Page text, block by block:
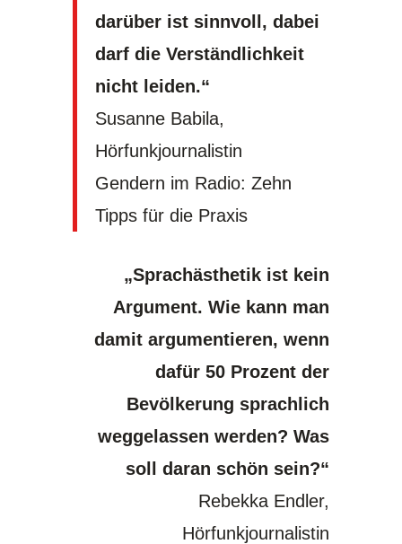
darüber ist sinnvoll, dabei
darf die Verständlichkeit
nicht leiden.“
Susanne Babila,
Hörfunkjournalistin
Gendern im Radio: Zehn
Tipps für die Praxis
„Sprachästhetik ist kein
Argument. Wie kann man
damit argumentieren, wenn
dafür 50 Prozent der
Bevölkerung sprachlich
weggelassen werden? Was
soll daran schön sein?“
Rebekka Endler,
Hörfunkjournalistin